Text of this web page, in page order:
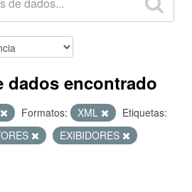
dados encontrado
Formatos: XML
Etiquetas:
EXIBIDORES